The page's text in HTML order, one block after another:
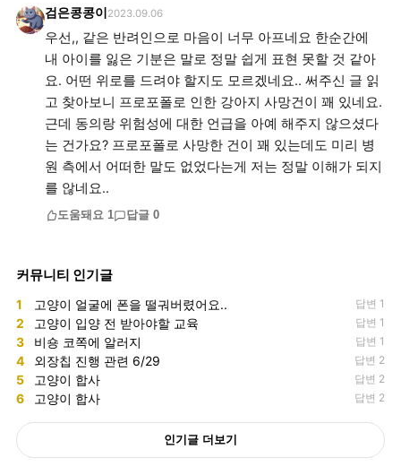
검은콩콩이 2023.09.06
우선,, 같은 반려인으로 마음이 너무 아프네요 한순간에
내 아이를 잃은 기분은 말로 정말 쉽게 표현 못할 것 같아
요. 어떤 위로를 드려야 할지도 모르겠네요.. 써주신 글 읽
고 찾아보니 프로포폴로 인한 강아지 사망건이 꽤 있네요.
근데 동의랑 위험성에 대한 언급을 아예 해주지 않으셨다
는 건가요? 프로포폴로 사망한 건이 꽤 있는데도 미리 병
원 측에서 어떠한 말도 없었다는게 저는 정말 이해가 되지
를 않네요..
도움돼요 1 답글 0
커뮤니티 인기글
1 고양이 얼굴에 폰을 떨궈버렸어요.. 답변 1
2 고양이 입양 전 받아야할 교육 답변 1
3 비숑 코쪽에 알러지 답변 1
4 외장칩 진행 관련 6/29 답변 2
5 고양이 합사 답변 2
6 고양이 합사 답변 2
인기글 더보기